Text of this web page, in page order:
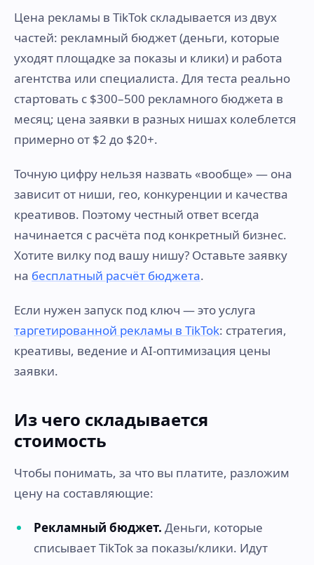
Цена рекламы в TikTok складывается из двух
частей: рекламный бюджет (деньги, которые
уходят площадке за показы и клики) и работа
агентства или специалиста. Для теста реально
стартовать с $300–500 рекламного бюджета в
месяц; цена заявки в разных нишах колеблется
примерно от $2 до $20+.
Точную цифру нельзя назвать «вообще» — она
зависит от ниши, гео, конкуренции и качества
креативов. Поэтому честный ответ всегда
начинается с расчёта под конкретный бизнес.
Хотите вилку под вашу нишу? Оставьте заявку
на бесплатный расчёт бюджета.
Если нужен запуск под ключ — это услуга
таргетированной рекламы в TikTok: стратегия,
креативы, ведение и AI-оптимизация цены
заявки.
Из чего складывается
стоимость
Чтобы понимать, за что вы платите, разложим
цену на составляющие:
Рекламный бюджет. Деньги, которые
списывает TikTok за показы/клики. Идут